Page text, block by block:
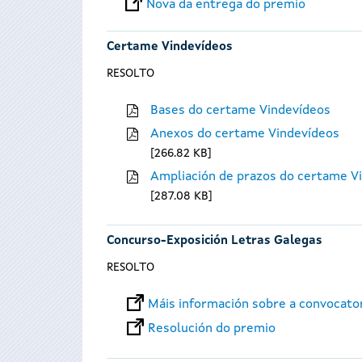
Nova da entrega do premio
Certame Vindevídeos
RESOLTO
Bases do certame Vindevídeos
Anexos do certame Vindevídeos
266.82 KB
Ampliación de prazos do certame
287.08 KB
Concurso-Exposición Letras Galegas
RESOLTO
Máis información sobre a
Resolución do premio